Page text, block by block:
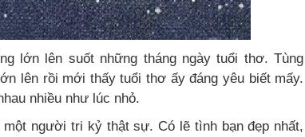
lớn lên suốt những tháng ngày tuổi thơ. Tùng
lên rồi mới thấy tuổi thơ ấy đáng yêu biết mấy.
nhiều như lúc nhỏ.
người tri kỷ thật sự. Có lẽ tình bạn đẹp nhất,